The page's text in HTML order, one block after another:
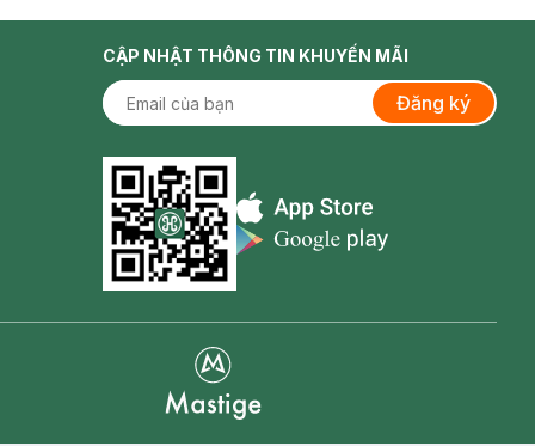
CẬP NHẬT THÔNG TIN KHUYẾN MÃI
Đăng ký
Appstore icon